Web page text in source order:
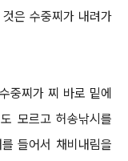
은 수중찌가 내려가
중찌가 찌 바로 밑에
모르고 허송낚시를
들어서 채비내림을